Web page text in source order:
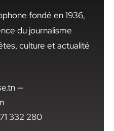
fondé en 1936,
du journalisme
culture et actualité
—
332 280